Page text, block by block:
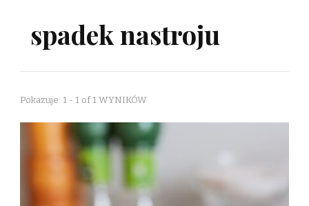
spadek nastroju
Pokazuje: 1 - 1 of 1 WYNIKÓW